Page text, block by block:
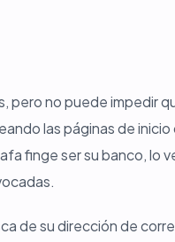
no puede impedir
las páginas de inicio
finge ser su banco, lo
de su dirección de